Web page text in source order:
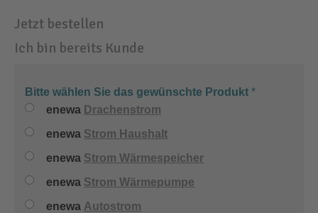
Jetzt bestellen
Ich bin bereits Kunde
Bitte wählen Sie das gewünschte Produkt *
enewa Drachenstrom
enewa Strom Haushalt
enewa Strom Wärmespeicher
enewa Strom Wärmepumpe
enewa Autostrom